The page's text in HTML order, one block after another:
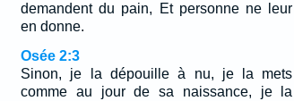
demandent du pain, Et personne ne leur
en donne.
Osée 2:3
Sinon, je la dépouille à nu, je la mets
comme au jour de sa naissance, je la